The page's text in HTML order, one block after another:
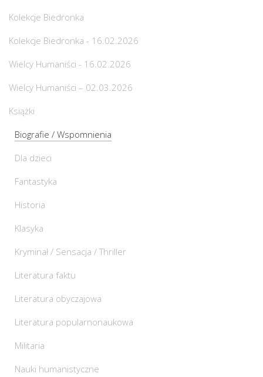
Kolekcje Biedronka
Kolekcje Biedronka - 16.02.2026
Wielcy Humaniści - 16.02.2026
Wielcy Humaniści – 02.03.2026
Książki
Biografie / Wspomnienia
Dla dzieci
Fantastyka
Historia
Klasyka
Kryminał / Sensacja / Thriller
Literatura faktu
Literatura obyczajowa
Literatura popularnonaukowa
Militaria
Nauki humanistyczne